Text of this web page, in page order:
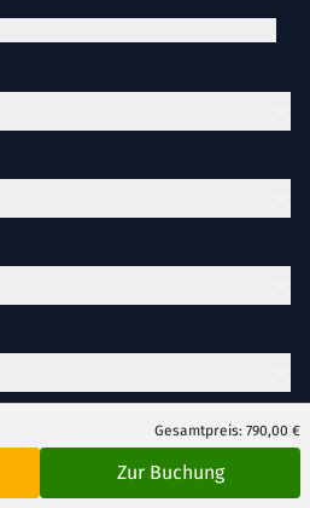
Gesamtpreis: 790,00 €
Zur Buchung